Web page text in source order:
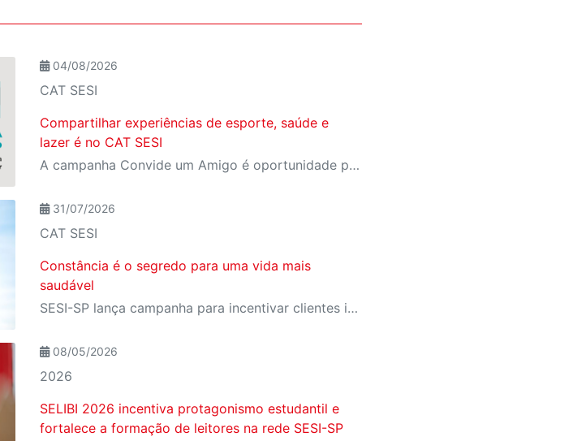
04/08/2026
CAT SESI
Compartilhar experiências de esporte, saúde e
lazer é no CAT SESI
A campanha Convide um Amigo é oportunidade para reunir amigos para aproveitar juntos toda estrutura da unidade SESI-SP mais próxima. Os benefícios para clientes e convidados estão no regulamento
31/07/2026
CAT SESI
Constância é o segredo para uma vida mais
saudável
SESI-SP lança campanha para incentivar clientes inativos a retomarem a prática de atividades físicas, esporte e lazer com benefícios exclusivos
08/05/2026
2026
SELIBI 2026 incentiva protagonismo estudantil e
fortalece a formação de leitores na rede SESI-SP